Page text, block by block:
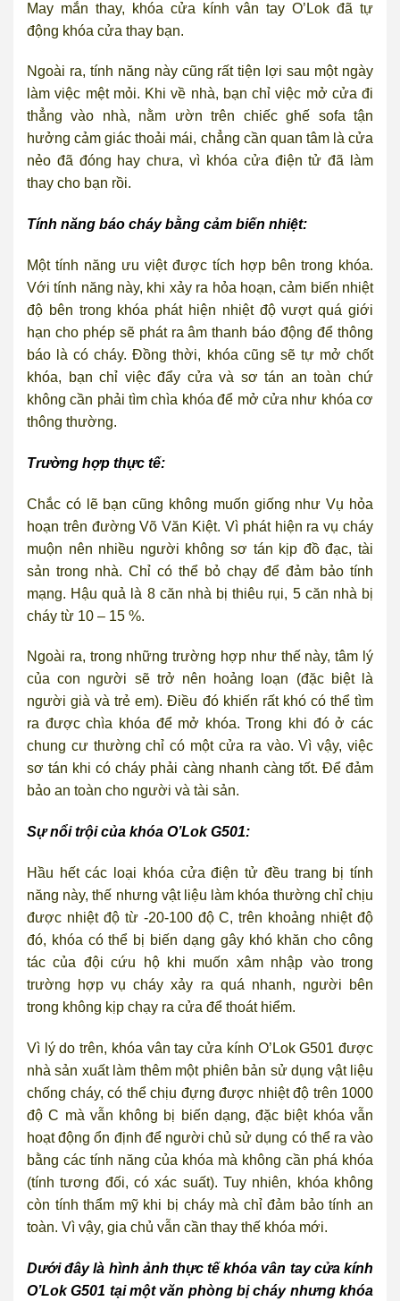
May mắn thay, khóa cửa kính vân tay O’Lok đã tự
động khóa cửa thay bạn.
Ngoài ra, tính năng này cũng rất tiện lợi sau một ngày
làm việc mệt mỏi. Khi về nhà, bạn chỉ việc mở cửa đi
thẳng vào nhà, nằm ườn trên chiếc ghế sofa tận
hưởng cảm giác thoải mái, chẳng cần quan tâm là cửa
nẻo đã đóng hay chưa, vì khóa cửa điện tử đã làm
thay cho bạn rồi.
Tính năng báo cháy bằng cảm biến nhiệt:
Một tính năng ưu việt được tích hợp bên trong khóa.
Với tính năng này, khi xảy ra hỏa hoạn, cảm biến nhiệt
độ bên trong khóa phát hiện nhiệt độ vượt quá giới
hạn cho phép sẽ phát ra âm thanh báo động để thông
báo là có cháy. Đồng thời, khóa cũng sẽ tự mở chốt
khóa, bạn chỉ việc đẩy cửa và sơ tán an toàn chứ
không cần phải tìm chìa khóa để mở cửa như khóa cơ
thông thường.
Trường hợp thực tế:
Chắc có lẽ bạn cũng không muốn giống như Vụ hỏa
hoạn trên đường Võ Văn Kiệt. Vì phát hiện ra vụ cháy
muộn nên nhiều người không sơ tán kịp đồ đạc, tài
sản trong nhà. Chỉ có thể bỏ chạy để đảm bảo tính
mạng. Hậu quả là 8 căn nhà bị thiêu rụi, 5 căn nhà bị
cháy từ 10 – 15 %.
Ngoài ra, trong những trường hợp như thế này, tâm lý
của con người sẽ trở nên hoảng loạn (đặc biệt là
người già và trẻ em). Điều đó khiến rất khó có thể tìm
ra được chìa khóa để mở khóa. Trong khi đó ở các
chung cư thường chỉ có một cửa ra vào. Vì vậy, việc
sơ tán khi có cháy phải càng nhanh càng tốt. Để đảm
bảo an toàn cho người và tài sản.
Sự nổi trội của khóa O’Lok G501:
Hầu hết các loại khóa cửa điện tử đều trang bị tính
năng này, thế nhưng vật liệu làm khóa thường chỉ chịu
được nhiệt độ từ -20-100 độ C, trên khoảng nhiệt độ
đó, khóa có thể bị biến dạng gây khó khăn cho công
tác của đội cứu hộ khi muốn xâm nhập vào trong
trường hợp vụ cháy xảy ra quá nhanh, người bên
trong không kịp chạy ra cửa để thoát hiểm.
Vì lý do trên, khóa vân tay cửa kính O’Lok G501 được
nhà sản xuất làm thêm một phiên bản sử dụng vật liệu
chống cháy, có thể chịu đựng được nhiệt độ trên 1000
độ C mà vẫn không bị biến dạng, đặc biệt khóa vẫn
hoạt động ổn định để người chủ sử dụng có thể ra vào
bằng các tính năng của khóa mà không cần phá khóa
(tính tương đối, có xác suất). Tuy nhiên, khóa không
còn tính thẩm mỹ khi bị cháy mà chỉ đảm bảo tính an
toàn. Vì vậy, gia chủ vẫn cần thay thế khóa mới.
Dưới đây là hình ảnh thực tế khóa vân tay cửa kính
O’Lok G501 tại một văn phòng bị cháy nhưng khóa